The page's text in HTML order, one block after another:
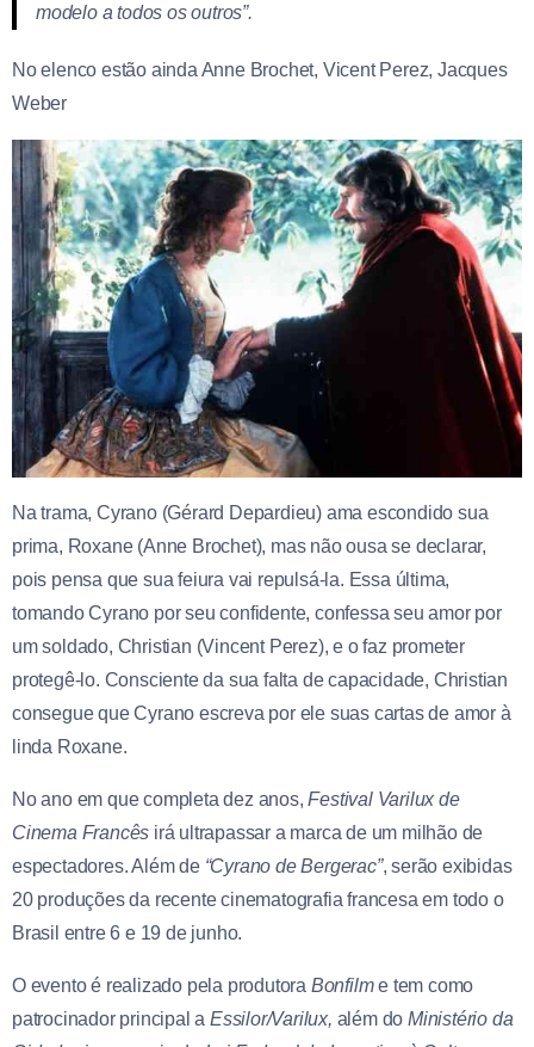
modelo a todos os outros”.
No elenco estão ainda Anne Brochet, Vicent Perez, Jacques
Weber
Na trama, Cyrano (Gérard Depardieu) ama escondido sua
prima, Roxane (Anne Brochet), mas não ousa se declarar,
pois pensa que sua feiura vai repulsá-la. Essa última,
tomando Cyrano por seu confidente, confessa seu amor por
um soldado, Christian (Vincent Perez), e o faz prometer
protegê-lo. Consciente da sua falta de capacidade, Christian
consegue que Cyrano escreva por ele suas cartas de amor à
linda Roxane.
No ano em que completa dez anos,Festival Varilux de
Cinema Francês irá ultrapassar a marca de um milhão de
espectadores. Além de “Cyrano de Bergerac”, serão exibidas
20 produções da recente cinematografia francesa em todo o
Brasil entre 6 e 19 de junho.
O evento é realizado pela produtora Bonfilme tem como
patrocinador principal a Essilor/Varilux, além doMinistério da